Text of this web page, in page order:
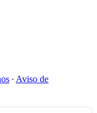
∙ Aviso de